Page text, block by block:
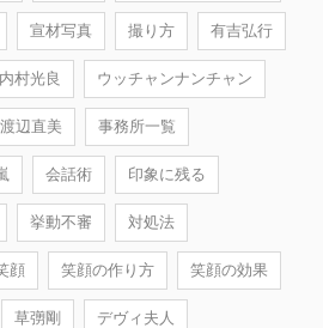
宣材写真 撮り方 有吉弘行
内村光良 ウッチャンナンチャン
渡辺直美 事務所一覧
会話術 印象に残る
挙動不審 対処法
顔 笑顔の作り方 笑顔の効果
草彅剛 デヴィ夫人